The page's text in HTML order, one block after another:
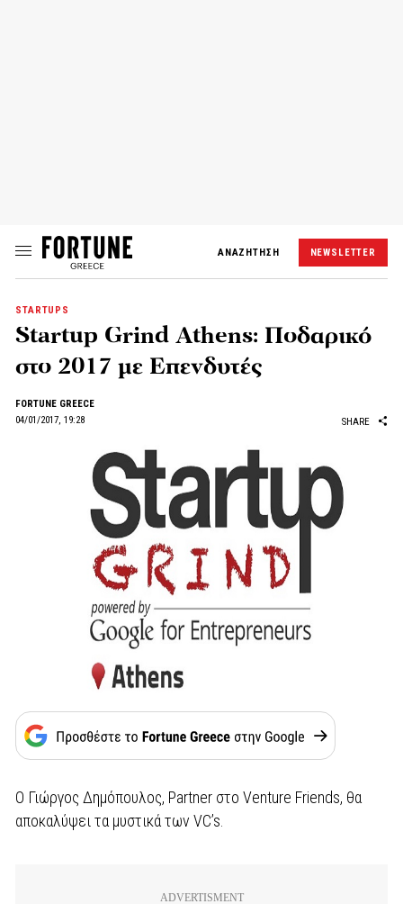
ΑΝΑΖΗΤΗΣΗ NEWSLETTER
STARTUPS
Startup Grind Athens: Ποδαρικό
στο 2017 με Επενδυτές
FORTUNE GREECE
04/01/2017, 19:28
SHARE
O Γιώργος Δημόπουλος, Partner στο Venture Friends, θα
αποκαλύψει τα μυστικά των VC’s.